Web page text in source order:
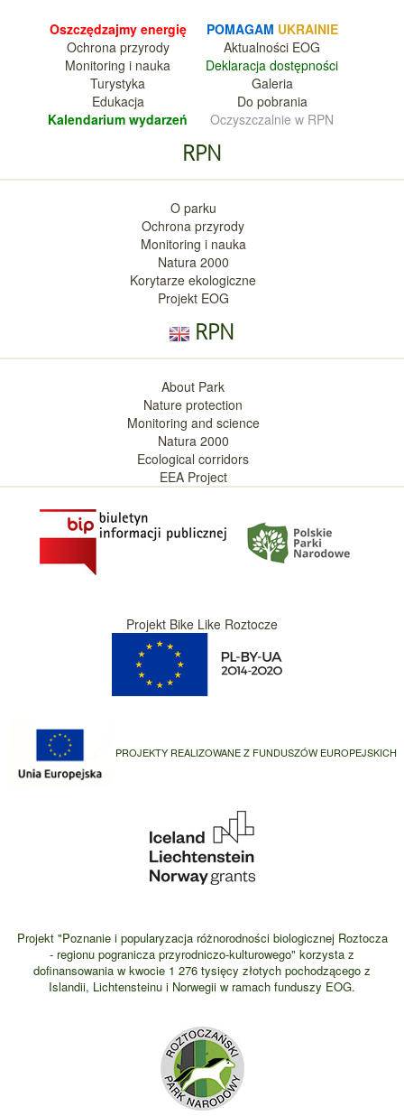
Oszczędzajmy energię
Ochrona przyrody
Monitoring i nauka
Turystyka
Edukacja
Kalendarium wydarzeń
POMAGAM UKRAINIE
Aktualności EOG
Deklaracja dostępności
Galeria
Do pobrania
Oczyszczalnie w RPN
RPN
O parku
Ochrona przyrody
Monitoring i nauka
Natura 2000
Korytarze ekologiczne
Projekt EOG
RPN
About Park
Nature protection
Monitoring and science
Natura 2000
Ecological corridors
EEA Project
Projekt Bike Like Roztocze
PROJEKTY REALIZOWANE Z FUNDUSZÓW EUROPEJSKICH
Projekt "Poznanie i popularyzacja różnorodności biologicznej Roztocza
- regionu pogranicza przyrodniczo-kulturowego" korzysta z
dofinansowania w kwocie 1 276 tysięcy złotych pochodzącego z
Islandii, Lichtensteinu i Norwegii w ramach funduszy EOG.